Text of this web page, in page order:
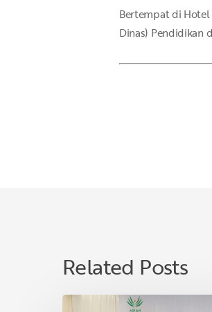
Bertempat di Hotel
Dinas) Pendidikan
Related Posts
Asian